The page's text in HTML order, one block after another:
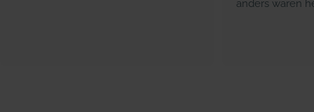
anders waren